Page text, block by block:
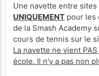
Une navette entre
UNIQUEMENT pour les
de la Smash Academy
cours de tennis sur le
La navette ne vient
école. Il n'y a pas non